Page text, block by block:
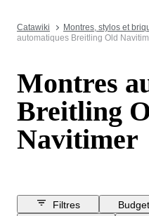
Catawiki Montres, stylos et
automatiques Breitling Old
Montres
Breitling
Navitimer
Filtres Budget